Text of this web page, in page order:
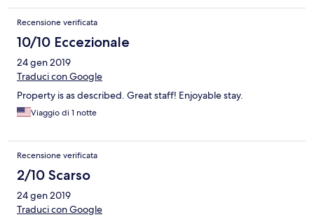
Recensione verificata
10/10 Eccezionale
24 gen 2019
Traduci con Google
Property is as described. Great staff! Enjoyable stay.
Viaggio di 1 notte
Recensione verificata
2/10 Scarso
24 gen 2019
Traduci con Google